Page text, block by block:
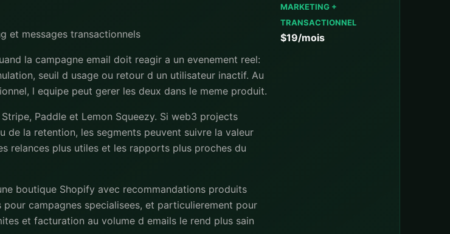
et messages transactionnels
la campagne email doit reagir a un evenement reel:
seuil d usage ou retour d un utilisateur inactif. Au
l equipe peut gerer les deux dans le meme produit.
Paddle et Lemon Squeezy. Si web3 projects
de la retention, les segments peuvent suivre la valeur
relances plus utiles et les rapports plus proches du
boutique Shopify avec recommandations produits
campagnes specialisees, et particulierement pour
et facturation au volume d emails le rend plus sain
MARKETING +
TRANSACTIONNEL
$19/mois